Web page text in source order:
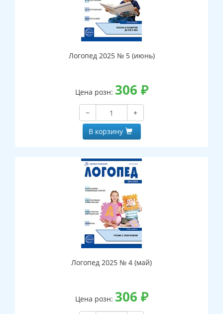
Логопед 2025 № 5 (июнь)
Цена розн: 306 ₽
−
+
В корзину
Логопед 2025 № 4 (май)
Цена розн: 306 ₽